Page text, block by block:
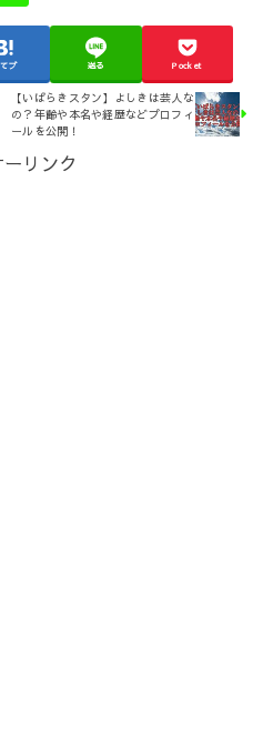
ブ 送る Pocket
【いばらきスタン】よしきは芸人な
の？年齢や本名や経歴などプロフィ
ールを公開！
リンク